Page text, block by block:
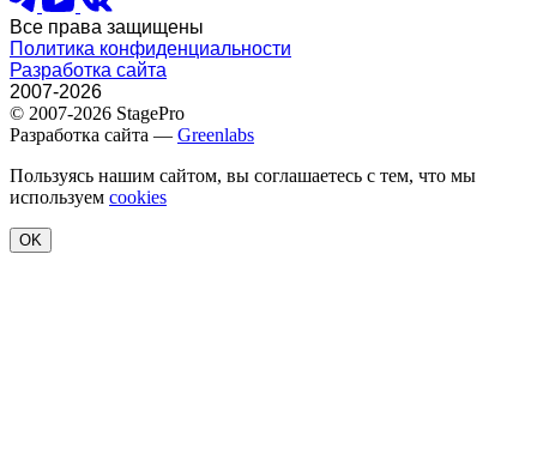
Все права защищены
Политика конфиденциальности
Разработка сайта
2007-2026
© 2007-2026 StagePro
Разработка сайта — Greenlabs
Пользуясь нашим сайтом, вы соглашаетесь с тем, что мы
используем cookies
OK